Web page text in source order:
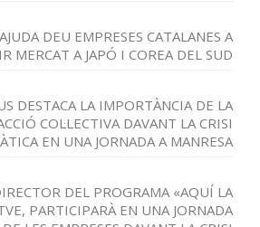
DEU EMPRESES CATALANES A
MERCAT A JAPÓ I COREA DEL SUD
DESTACA LA IMPORTÀNCIA DE LA
COL·LECTIVA DAVANT LA CRISI
EN UNA JORNADA A MANRESA
DEL PROGRAMA «AQUÍ LA
PARTICIPARÀ EN UNA JORNADA